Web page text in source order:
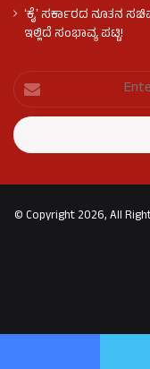
ʻಕೈʼ ಸರ್ಕಾರದ ನೂತನ
ಇಲ್ಲಿದೆ ಸಂಭಾವ್ಯ ಪಟ್ಟಿ!
© Copyright 2026, All